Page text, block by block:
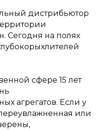
дистрибьютор
Сегодня на полях
сфере 15 лет
агрегатов. Если у
или